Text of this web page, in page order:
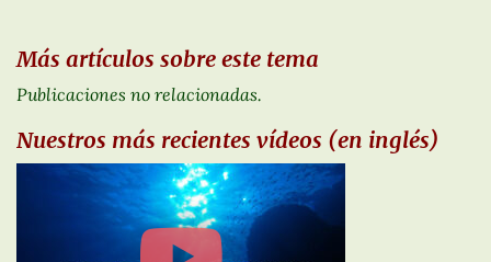
Más artículos sobre este tema
Publicaciones no relacionadas.
Nuestros más recientes vídeos (en inglés)